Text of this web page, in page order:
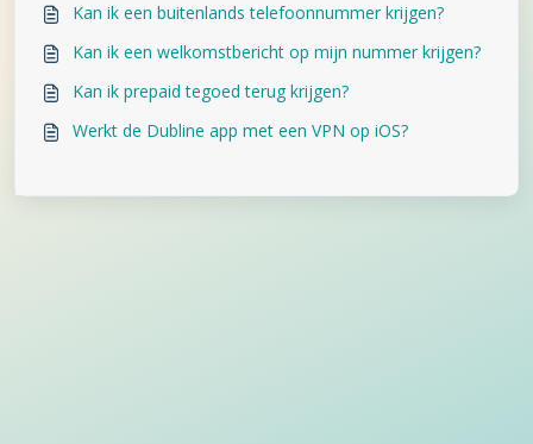
Kan ik een buitenlands telefoonnummer krijgen?
Kan ik een welkomstbericht op mijn nummer krijgen?
Kan ik prepaid tegoed terug krijgen?
Werkt de Dubline app met een VPN op iOS?